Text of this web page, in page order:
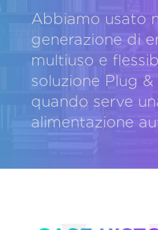
Abbiamo usato
generazione di
multiuso e
soluzione Plug
quando serve
alimentazione